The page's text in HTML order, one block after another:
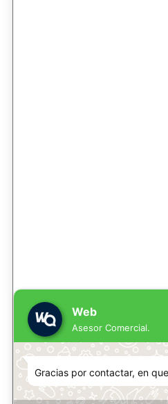
Web
Asesor Comercial.
Gracias por contactar, en